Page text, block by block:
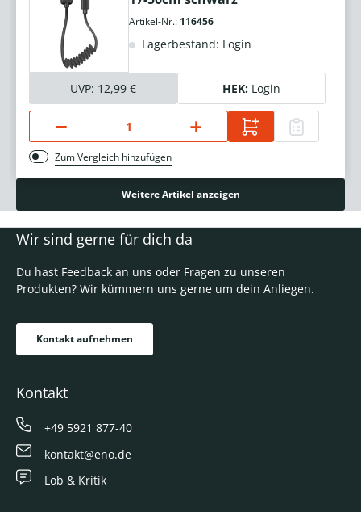
Artikel-Nr.: 116456
Lagerbestand: Login
UVP: 12,99 € HEK: Login
Zum Vergleich hinzufügen
Weitere Artikel anzeigen
Wir sind gerne für dich da
Du hast Feedback an uns oder Fragen zu unseren
Produkten? Wir kümmern uns gerne um dein Anliegen.
Kontakt aufnehmen
Kontakt
+49 5921 877-40
kontakt@eno.de
Lob & Kritik